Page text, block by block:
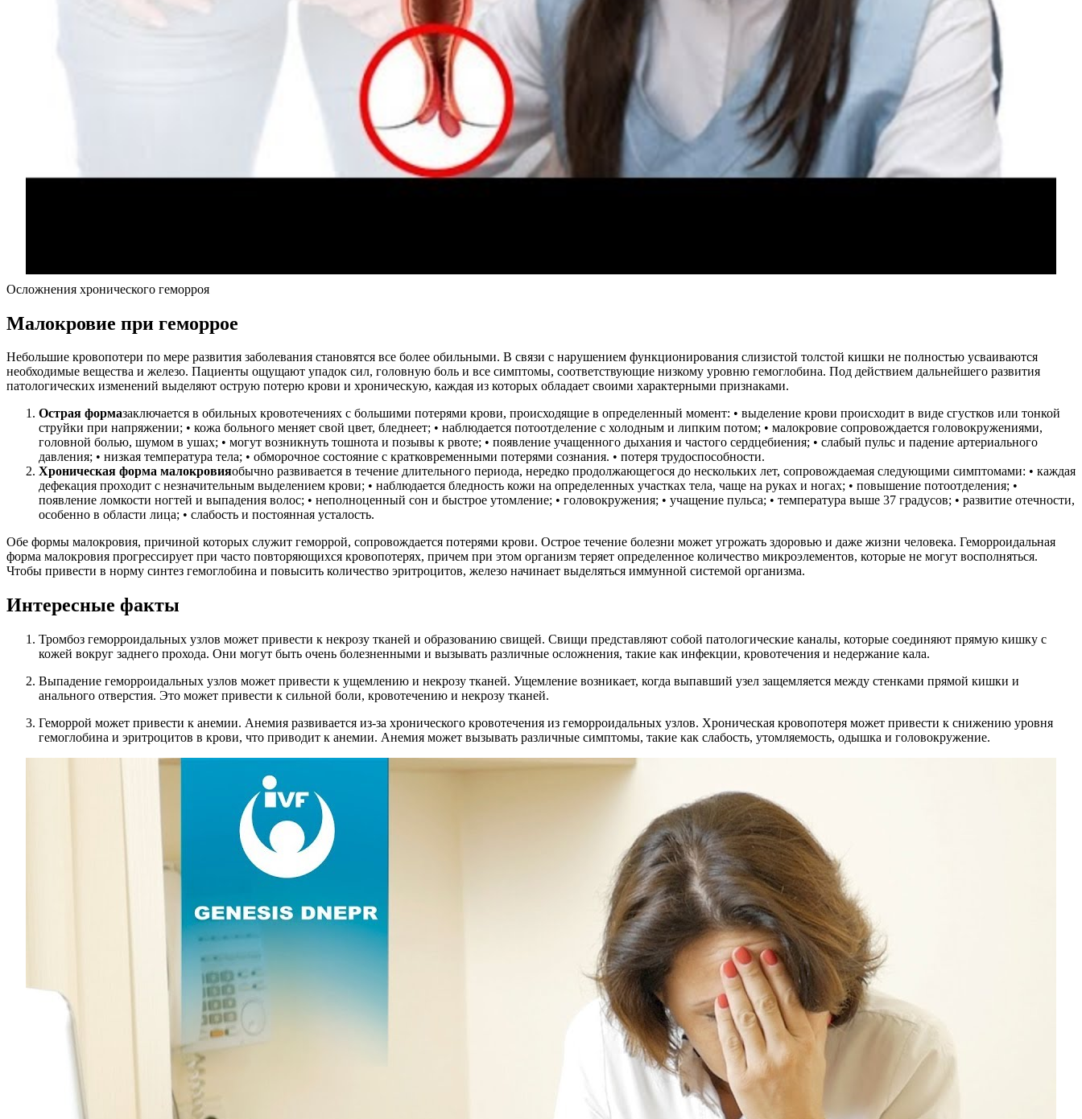
Осложнения хронического геморроя
Малокровие при геморрое
Небольшие кровопотери по мере развития заболевания становятся все более обильными. В связи с нарушением функционирования слизистой толстой кишки не полностью усваиваются
необходимые вещества и железо. Пациенты ощущают упадок сил, головную боль и все симптомы, соответствующие низкому уровню гемоглобина. Под действием дальнейшего развития
патологических изменений выделяют острую потерю крови и хроническую, каждая из которых обладает своими характерными признаками.
Острая формазаключается в обильных кровотечениях с большими потерями крови, происходящие в определенный момент: • выделение крови происходит в виде сгустков или тонкой
струйки при напряжении; • кожа больного меняет свой цвет, бледнеет; • наблюдается потоотделение с холодным и липким потом; • малокровие сопровождается головокружениями,
головной болью, шумом в ушах; • могут возникнуть тошнота и позывы к рвоте; • появление учащенного дыхания и частого сердцебиения; • слабый пульс и падение артериального
давления; • низкая температура тела; • обморочное состояние с кратковременными потерями сознания. • потеря трудоспособности.
Хроническая форма малокровияобычно развивается в течение длительного периода, нередко продолжающегося до нескольких лет, сопровождаемая следующими симптомами: • каждая
дефекация проходит с незначительным выделением крови; • наблюдается бледность кожи на определенных участках тела, чаще на руках и ногах; • повышение потоотделения; •
появление ломкости ногтей и выпадения волос; • неполноценный сон и быстрое утомление; • головокружения; • учащение пульса; • температура выше 37 градусов; • развитие отечности,
особенно в области лица; • слабость и постоянная усталость.
Обе формы малокровия, причиной которых служит геморрой, сопровождается потерями крови. Острое течение болезни может угрожать здоровью и даже жизни человека. Геморроидальная
форма малокровия прогрессирует при часто повторяющихся кровопотерях, причем при этом организм теряет определенное количество микроэлементов, которые не могут восполняться.
Чтобы привести в норму синтез гемоглобина и повысить количество эритроцитов, железо начинает выделяться иммунной системой организма.
Интересные факты
Тромбоз геморроидальных узлов может привести к некрозу тканей и образованию свищей. Свищи представляют собой патологические каналы, которые соединяют прямую кишку с
кожей вокруг заднего прохода. Они могут быть очень болезненными и вызывать различные осложнения, такие как инфекции, кровотечения и недержание кала.
Выпадение геморроидальных узлов может привести к ущемлению и некрозу тканей. Ущемление возникает, когда выпавший узел защемляется между стенками прямой кишки и
анального отверстия. Это может привести к сильной боли, кровотечению и некрозу тканей.
Геморрой может привести к анемии. Анемия развивается из-за хронического кровотечения из геморроидальных узлов. Хроническая кровопотеря может привести к снижению уровня
гемоглобина и эритроцитов в крови, что приводит к анемии. Анемия может вызывать различные симптомы, такие как слабость, утомляемость, одышка и головокружение.